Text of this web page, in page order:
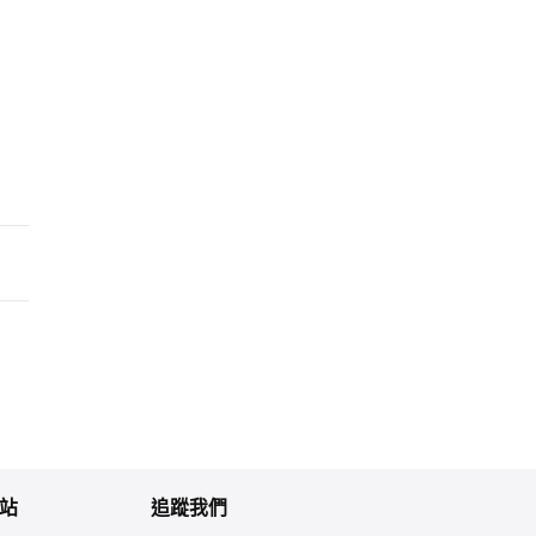
追蹤我們